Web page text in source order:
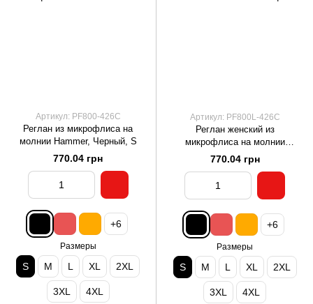
Артикул: PF800-426C
Реглан из микрофлиса на
молнии Hammer, Черный, S
770.04 грн
+6
Размеры
S M L XL 2XL
3XL 4XL
Артикул: PF800L-426C
Реглан женский из
микрофлиса на молнии
Hammer, Черный, S
770.04 грн
+6
Размеры
S M L XL 2XL
3XL 4XL